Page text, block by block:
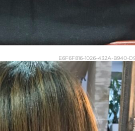
E6F6F816-1026-432A-B940-